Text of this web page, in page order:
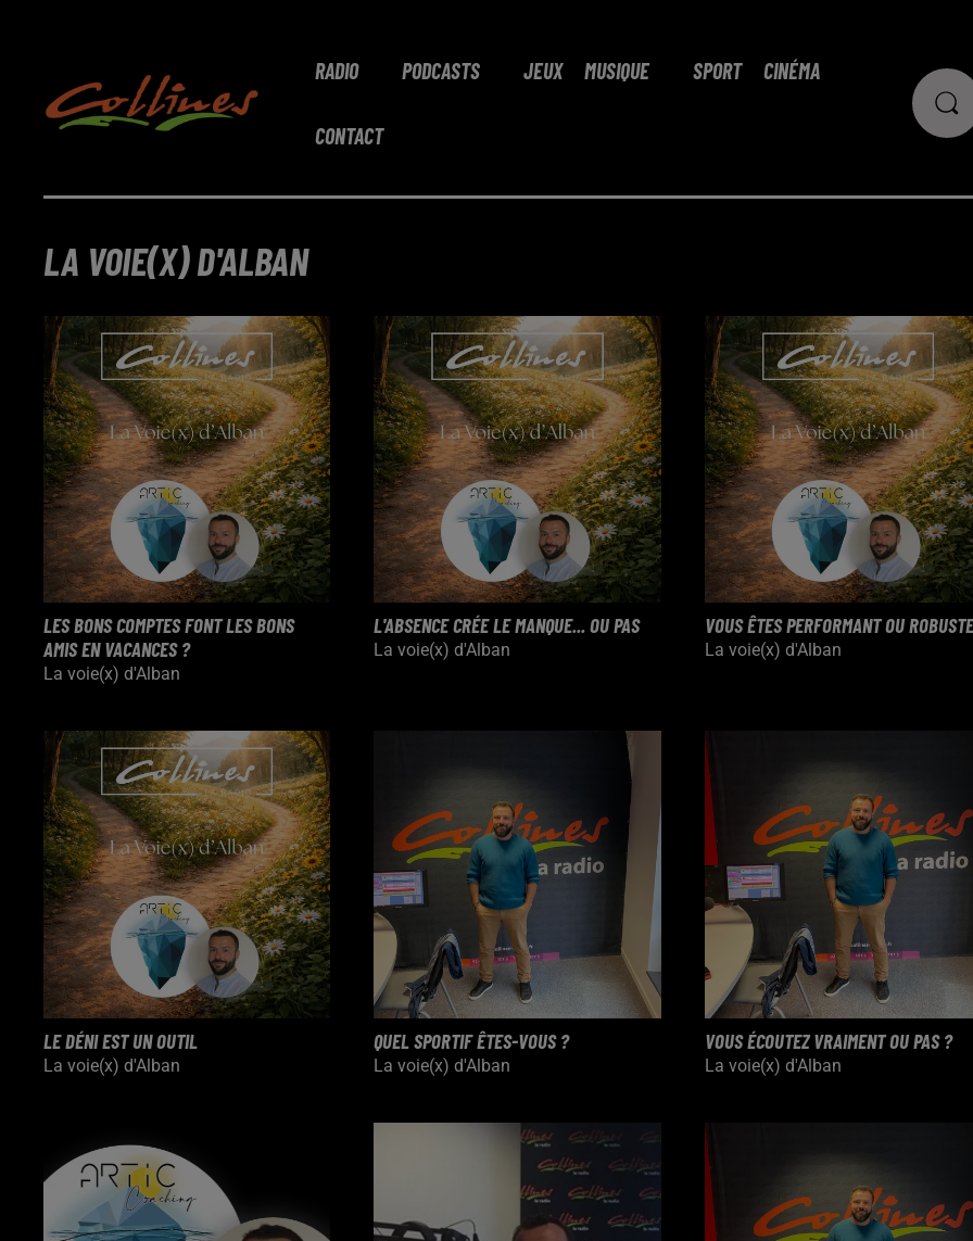
RADIO PODCASTS JEUX MUSIQUE SPORT CINÉMA
CONTACT
LA VOIE(X) D'ALBAN
LES BONS COMPTES FONT LES BONS
AMIS EN VACANCES ?
La voie(x) d'Alban
L'ABSENCE CRÉE LE MANQUE... OU PAS
La voie(x) d'Alban
VOUS ÊTES PERFORMANT OU
La voie(x) d'Alban
LE DÉNI EST UN OUTIL
La voie(x) d'Alban
QUEL SPORTIF ÊTES-VOUS ?
La voie(x) d'Alban
VOUS ÉCOUTEZ VRAIMENT OU PAS ?
La voie(x) d'Alban